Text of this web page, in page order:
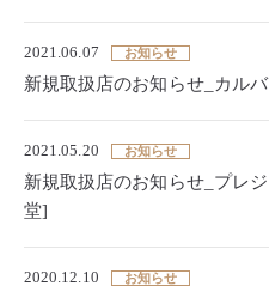
2021.06.07 お知らせ
新規取扱店のお知らせ_カル
2021.05.20 お知らせ
新規取扱店のお知らせ_プレ
堂]
2020.12.10 お知らせ